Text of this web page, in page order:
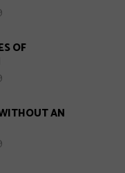
OF
AN